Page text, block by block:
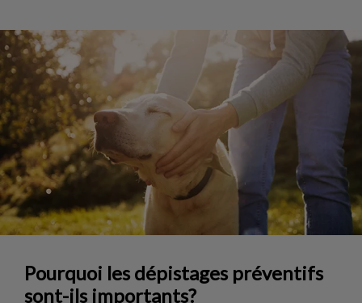
Pourquoi les dépistages préventifs
sont-ils importants?